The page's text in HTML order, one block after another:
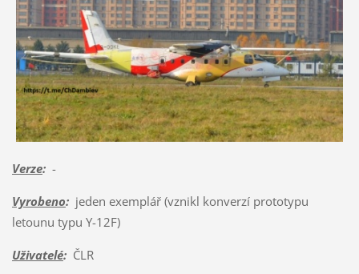
Verze:-
Vyrobeno:jeden exemplář (vznikl konverzí prototypu
letounu typu Y-12F)
Uživatelé:ČLR